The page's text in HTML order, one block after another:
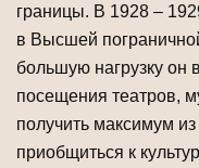
границы. В 1928 –
в Высшей
большую нагрузку он
посещения театров,
получить максимум
приобщиться к